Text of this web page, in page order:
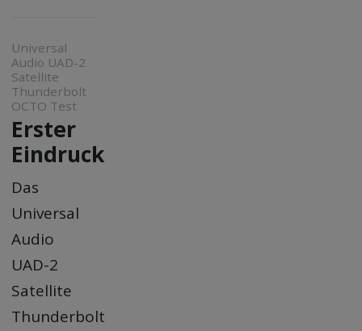
Universal
Audio UAD-2
Satellite
Thunderbolt
OCTO Test
Erster
Eindruck
Das
Universal
Audio
UAD-2
Satellite
Thunderbolt